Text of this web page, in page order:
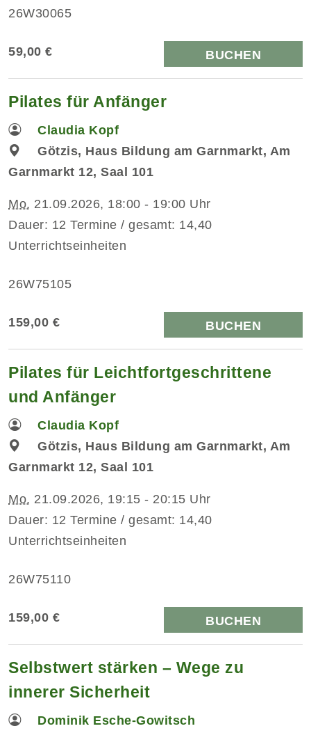
26W30065
59,00 € BUCHEN
Pilates für Anfänger
Claudia Kopf
Götzis, Haus Bildung am Garnmarkt, Am
Garnmarkt 12, Saal 101
Mo. 21.09.2026, 18:00 - 19:00 Uhr
Dauer: 12 Termine / gesamt: 14,40
Unterrichtseinheiten
26W75105
159,00 € BUCHEN
Pilates für Leichtfortgeschrittene
und Anfänger
Claudia Kopf
Götzis, Haus Bildung am Garnmarkt, Am
Garnmarkt 12, Saal 101
Mo. 21.09.2026, 19:15 - 20:15 Uhr
Dauer: 12 Termine / gesamt: 14,40
Unterrichtseinheiten
26W75110
159,00 € BUCHEN
Selbstwert stärken – Wege zu
innerer Sicherheit
Dominik Esche-Gowitsch